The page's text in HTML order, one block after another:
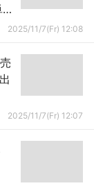
ｗ2025/11/7(Fr) 12:08
2025/11/7(Fr) 12:07